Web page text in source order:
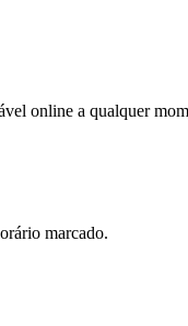
online a qualquer
marcado.